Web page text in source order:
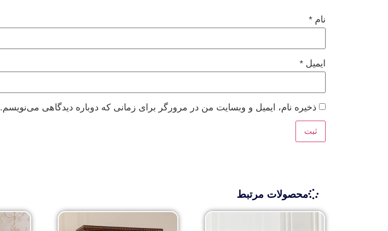
نام *
ایمیل *
ذخیره نام، ایمیل و وبسایت من در مرورگر برای زمانی که دوباره دیدگاهی می‌نویسم.
محصولات مرتبط